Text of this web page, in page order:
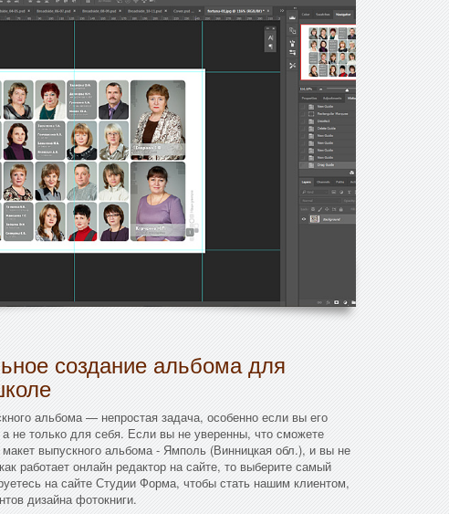
создание альбома для
альбома — непростая задача, особенно если вы его
не только для себя. Если вы не уверенны, что сможете
макет выпускного альбома - Ямполь (Винницкая обл.), и вы не
работает онлайн редактор на сайте, то выберите самый
на сайте Студии Форма, чтобы стать нашим клиентом,
дизайна фотокниги.